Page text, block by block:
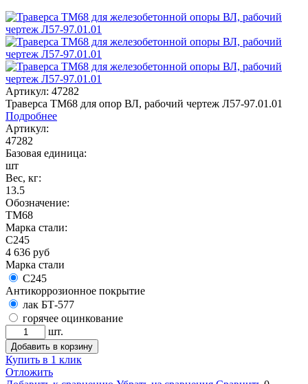
Артикул: 47282
Траверса ТМ68 для опор ВЛ, рабочий чертеж Л57-97.01.01
Подробнее
Артикул:
47282
Базовая единица:
шт
Вес, кг:
13.5
Обозначение:
ТМ68
Марка стали:
С245
4 636 руб
Марка стали
С245
Антикоррозионное покрытие
лак БТ-577
горячее оцинкование
шт.
Добавить в корзину
Купить в 1 клик
Отложить